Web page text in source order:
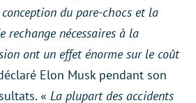
du pare-chocs et la
rechange nécessaires à la
ont un effet énorme sur le coût
Elon Musk pendant son
« La plupart des accidents